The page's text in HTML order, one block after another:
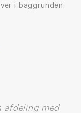
i baggrunden.
afdeling med